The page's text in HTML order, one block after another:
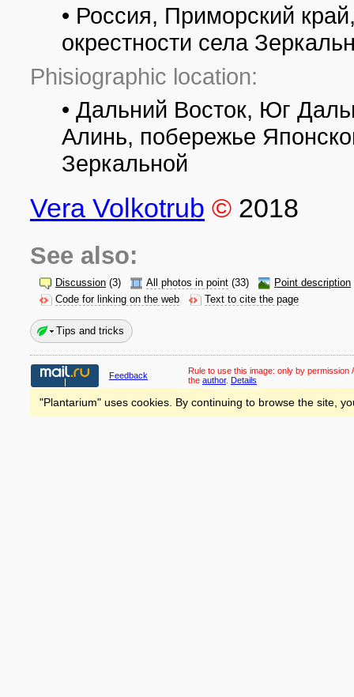
• Россия, Приморский
окрестности села
Phisiographic location:
• Дальний Восток, Юг
Алинь, побережье
Зеркальной
Vera Volkotrub © 2018
See also:
Discussion (3) All photos in point (33)
Point description
Code for linking on the web
Text to cite the page
Tips and tricks
Feedback Rule to use this image: only by permission
the author. Details
"Plantarium" uses cookies. By continuing to browse the site,